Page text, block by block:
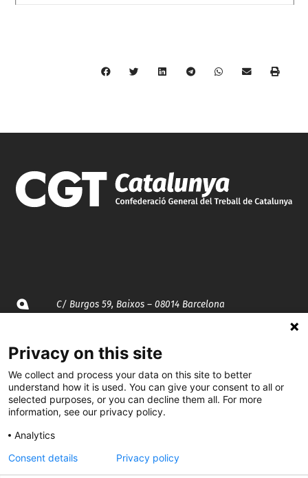
C/ Burgos 59, Baixos – 08014 Barcelona
935 120 481
@CGTCatalunya
cgtcatalunya
Privacy on this site
We collect and process your data on this site to better
understand how it is used. You can give your consent to all or
selected purposes, or you can decline them all. For more
information, see our privacy policy.
Analytics
Consent details
Privacy policy